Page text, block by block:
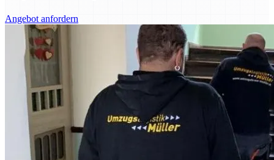
Angebot anfordern